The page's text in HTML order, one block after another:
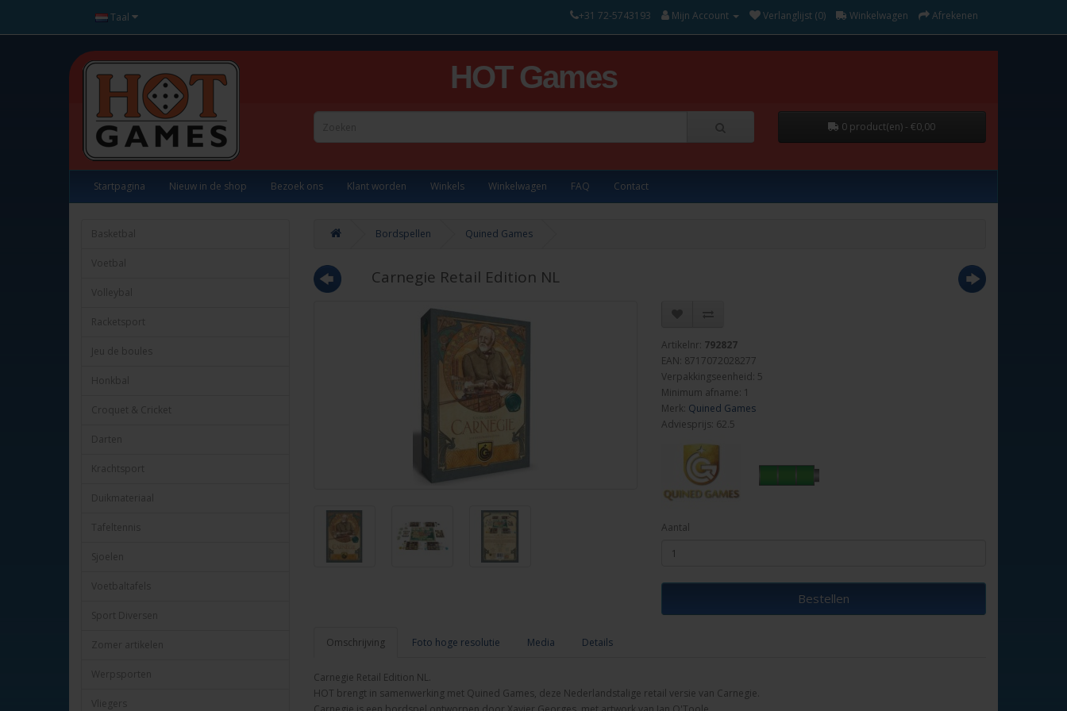
Taal +31 72-5743193 Mijn Account Verlanglijst (0) Winkelwagen Afrekenen
HOT Games
0 product(en) - €0,00
Startpagina Nieuw in de shop Bezoek ons Klant worden Winkels Winkelwagen FAQ Contact
Basketbal
Voetbal
Volleybal
Racketsport
Jeu de boules
Honkbal
Croquet & Cricket
Darten
Krachtsport
Duikmateriaal
Tafeltennis
Sjoelen
Voetbaltafels
Sport Diversen
Zomer artikelen
Werpsporten
Vliegers
Bordspellen Quined Games
Carnegie Retail Edition NL
Artikelnr: 792827
EAN: 8717072028277
Verpakkingseenheid: 5
Minimum afname: 1
Merk: Quined Games
Adviesprijs: 62.5
Aantal
Bestellen
Omschrijving Foto hoge resolutie Media Details
Carnegie Retail Edition NL.
HOT brengt in samenwerking met Quined Games, deze Nederlandstalige retail versie van Carnegie.